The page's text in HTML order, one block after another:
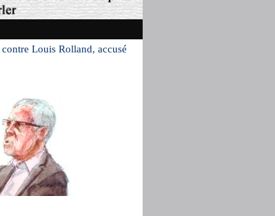
Louis Rolland, accusé